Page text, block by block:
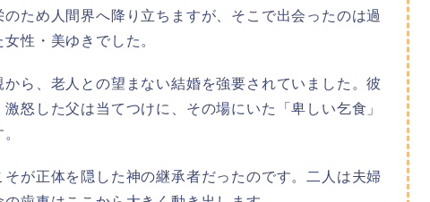
ため人間界へ降り立ちますが、そこで出会ったのは過
性・美ゆきでした。
から、老人との望まない結婚を強要されていました。彼
怒した父は当てつけに、その場にいた「卑しい乞食」
そが正体を隠した神の継承者だったのです。二人は夫婦